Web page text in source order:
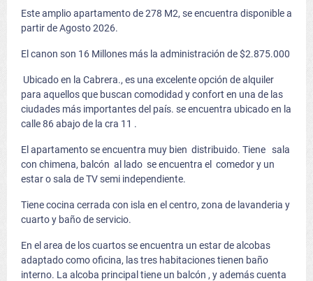
Este amplio apartamento de 278 M2, se encuentra disponible a
partir de Agosto 2026.
El canon son 16 Millones más la administración de $2.875.000
Ubicado en la Cabrera., es una excelente opción de alquiler
para aquellos que buscan comodidad y confort en una de las
ciudades más importantes del país. se encuentra ubicado en la
calle 86 abajo de la cra 11 .
El apartamento se encuentra muy bien distribuido. Tiene sala
con chimena, balcón al lado se encuentra el comedor y un
estar o sala de TV semi independiente.
Tiene cocina cerrada con isla en el centro, zona de lavanderia y
cuarto y baño de servicio.
En el area de los cuartos se encuentra un estar de alcobas
adaptado como oficina, las tres habitaciones tienen baño
interno. La alcoba principal tiene un balcón , y además cuenta